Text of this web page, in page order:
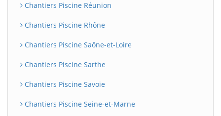
Chantiers Piscine Réunion
Chantiers Piscine Rhône
Chantiers Piscine Saône-et-Loire
Chantiers Piscine Sarthe
Chantiers Piscine Savoie
Chantiers Piscine Seine-et-Marne